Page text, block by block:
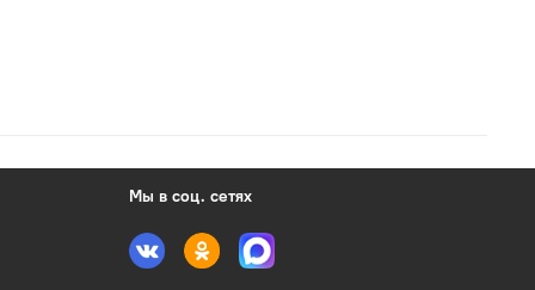
Мы в соц. сетях